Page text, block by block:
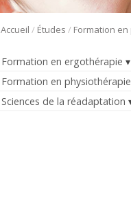
Accueil / Études /
Formation en ergothérapie
Formation en physiothérapie
Sciences de la réadaptation